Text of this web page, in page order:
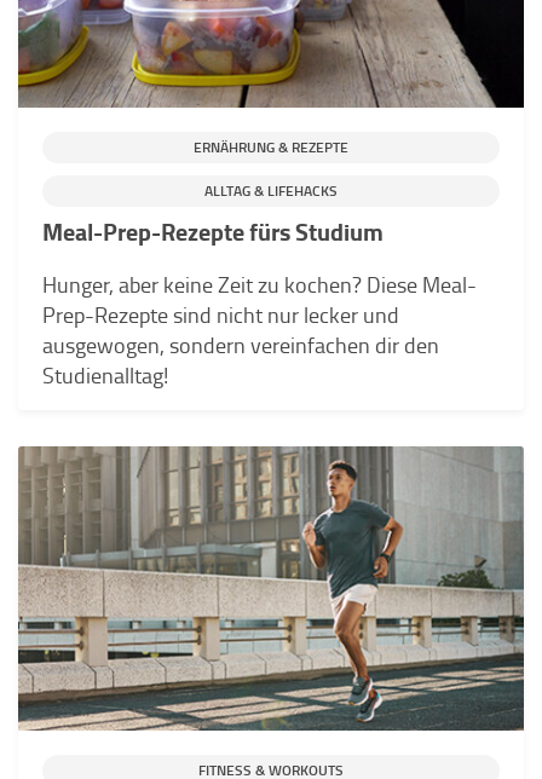
ERNÄHRUNG & REZEPTE
ALLTAG & LIFEHACKS
Meal-Prep-Rezepte fürs Studium
Hunger, aber keine Zeit zu kochen? Diese Meal-
Prep-Rezepte sind nicht nur lecker und
ausgewogen, sondern vereinfachen dir den
Studienalltag!
FITNESS & WORKOUTS